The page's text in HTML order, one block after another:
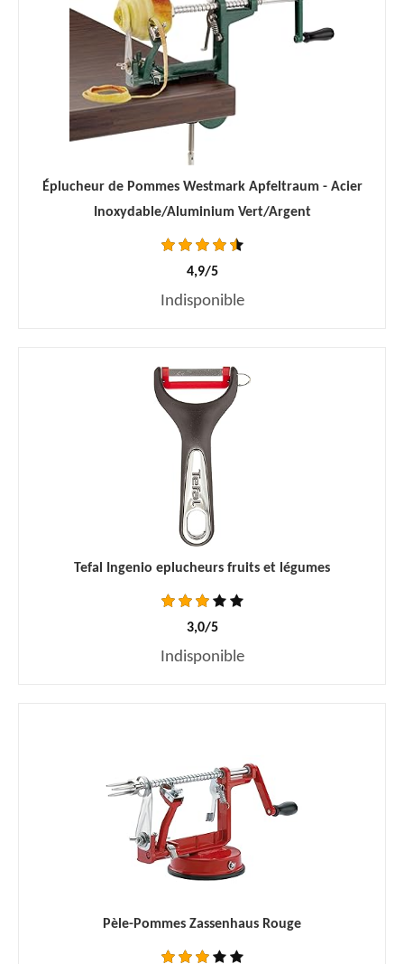
Éplucheur de Pommes Westmark Apfeltraum - Acier
Inoxydable/Aluminium Vert/Argent
4,9/5
Indisponible
Tefal Ingenio eplucheurs fruits et légumes
3,0/5
Indisponible
Pèle-Pommes Zassenhaus Rouge